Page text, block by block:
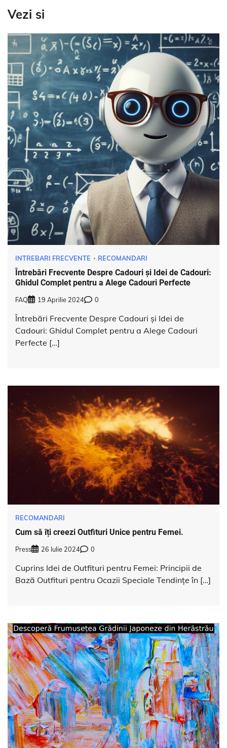
Vezi si
INTREBARI FRECVENTE RECOMANDARI
Întrebări Frecvente Despre Cadouri și Idei de Cadouri:
Ghidul Complet pentru a Alege Cadouri Perfecte
FAQ 19 Aprilie 2024 0
Întrebări Frecvente Despre Cadouri și Idei de
Cadouri: Ghidul Complet pentru a Alege Cadouri
Perfecte […]
RECOMANDARI
Cum să îți creezi Outfituri Unice pentru Femei.
Press 26 Iulie 2024 0
Cuprins Idei de Outfituri pentru Femei: Principii de
Bază Outfituri pentru Ocazii Speciale Tendințe în […]